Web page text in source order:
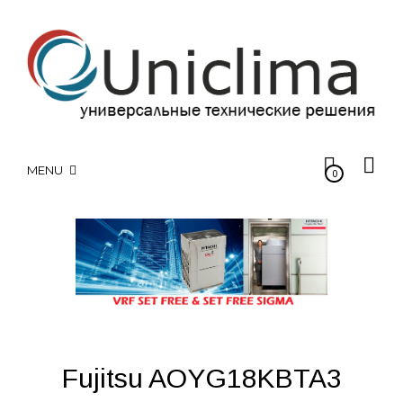
MENU 0
Fujitsu AOYG18KBTA3